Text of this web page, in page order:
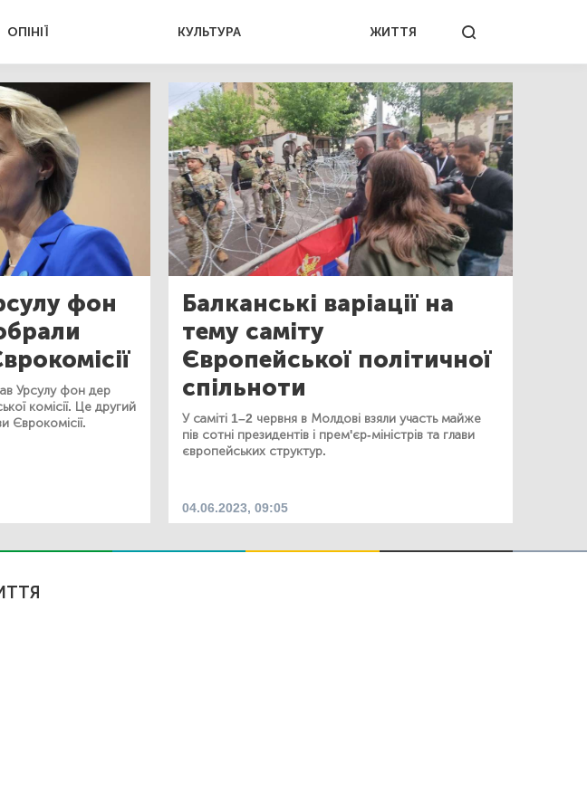
ОПІНІЇ КУЛЬТУРА ЖИТТЯ
фон
Урсулу фон дер
комісії. Це другий
Єврокомісії.
Балканські варіації на
тему саміту
Європейської політичної
спільноти
У саміті 1–2 червня в Молдові взяли участь майже
пів сотні президентів і прем'єр-міністрів та глави
європейських структур.
04.06.2023, 09:05